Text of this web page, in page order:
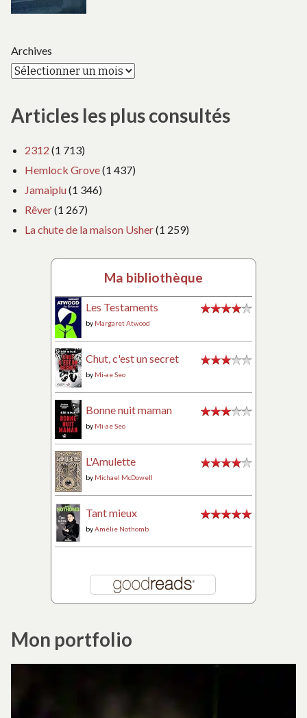
Archives
Articles les plus consultés
2312 (1 713)
Hemlock Grove(1 437)
Jamaiplu(1 346)
Rêver(1 267)
La chute de la maison Usher(1 259)
Ma bibliothèque
Les Testaments
by Margaret Atwood
Chut, c'est un secret
by Mi-ae Seo
Bonne nuit maman
by Mi-ae Seo
L'Amulette
by Michael McDowell
Tant mieux
byAmélie Nothomb
Mon portfolio